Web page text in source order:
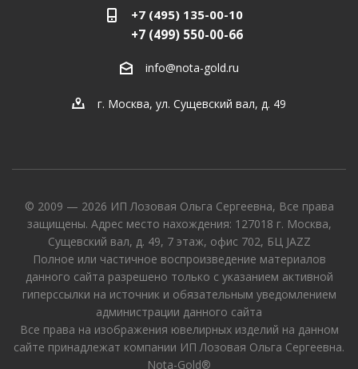
+7 (495) 135-00-10
+7 (499) 550-00-66
info@nota-gold.ru
г. Москва, ул. Сущевский вал, д. 49
© 2009 — 2026 ИП Лозовая Ольга Сергеевна, Все права
защищены. Адрес место нахождения: 127018 г. Москва,
Сущевский вал, д. 49, 7 этаж, офис 702, БЦ JAZZ
Полное или частичное воспроизведение материалов
данного сайта разрешено только с указанием активной
гиперссылки на источник и обязательным уведомлением
администрации данного сайта
Все права на изображения ювелирных изделий на данном
сайте принадлежат компании ИП Лозовая Ольга Сергеевна.
Nota-Gold®